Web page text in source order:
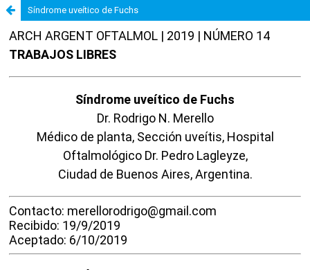
Síndrome uveítico de Fuchs